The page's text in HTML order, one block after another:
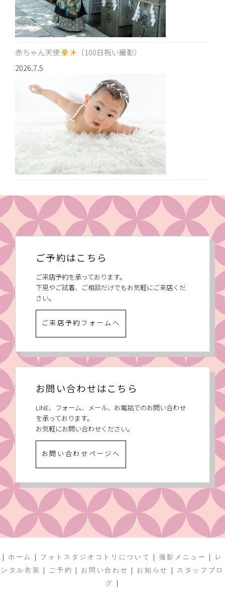
赤ちゃん天使
（100日祝い撮影）
2026.7.5
ご予約はこちら
ご来店予約を承っております。
下見やご試着、ご相談だけでもお気軽にご来店くだ
さい。
ご来店予約フォームへ
お問い合わせはこちら
LINE、フォーム、メール、お電話でのお問い合わせ
を承っております。
お気軽にお問い合わせください。
お問い合わせページへ
|ホーム | フォトスタジオコトリについて | 撮影メニュー |
レ
ンタル衣装
| ご予約 | お問い合わせ | お知らせ |
スタッフブロ
グ
|